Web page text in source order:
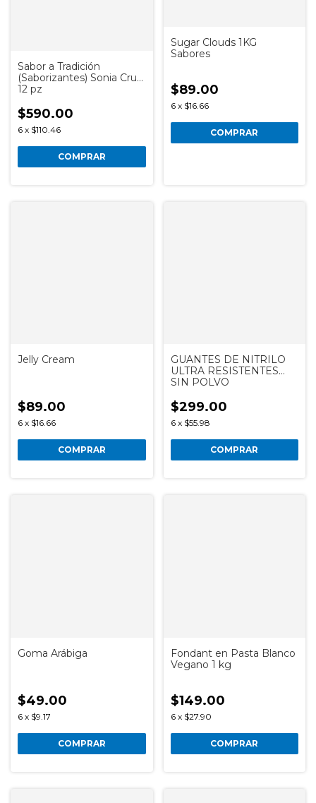
Sabor a Tradición
(Saborizantes) Sonia Cruz
12 pz
$590.00
6 x $110.46
Sugar Clouds 1KG
Sabores
$89.00
6 x $16.66
COMPRAR
Jelly Cream
$89.00
6 x $16.66
COMPRAR
GUANTES DE NITRILO
ULTRA RESISTENTES
SIN POLVO
$299.00
6 x $55.98
COMPRAR
Goma Arábiga
$49.00
6 x $9.17
COMPRAR
Fondant en Pasta Blanco
Vegano 1 kg
$149.00
6 x $27.90
COMPRAR